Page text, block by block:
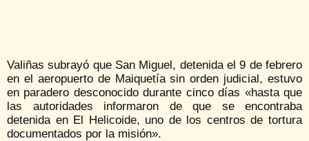
Valiñas subrayó que San Miguel, detenida el 9 de febrero
en el aeropuerto de Maiquetía sin orden judicial, estuvo
en paradero desconocido durante cinco días «hasta que
las autoridades informaron de que se encontraba
detenida en El Helicoide, uno de los centros de tortura
documentados por la misión».